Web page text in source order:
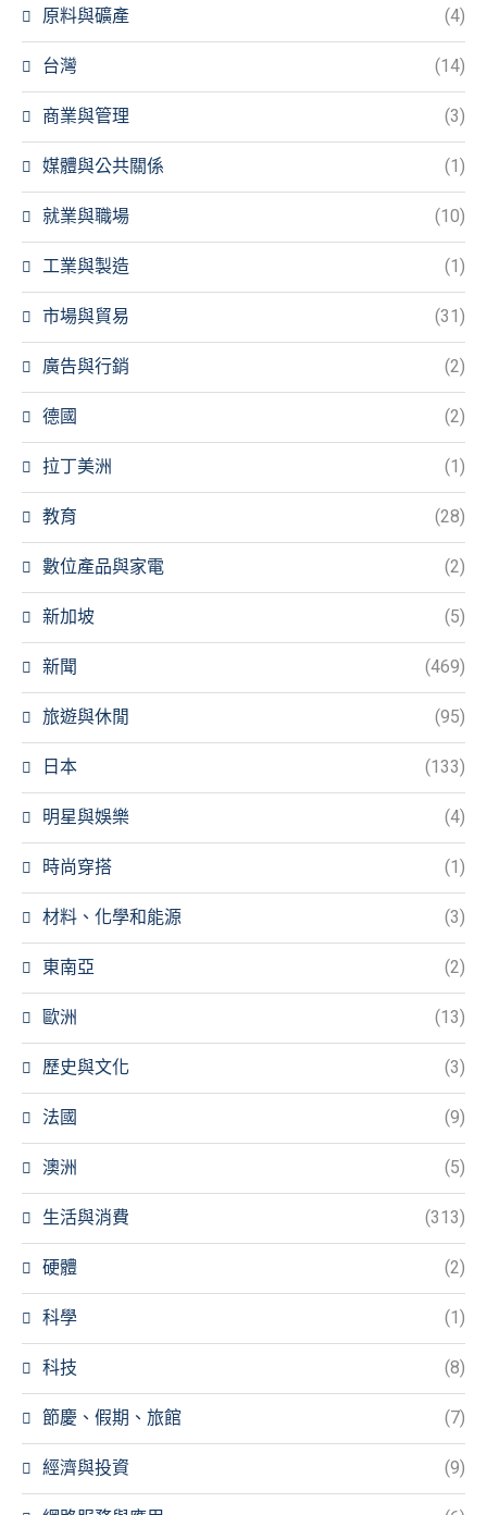
原料與礦產 (4)
台灣 (14)
商業與管理 (3)
媒體與公共關係 (1)
就業與職場 (10)
工業與製造 (1)
市場與貿易 (31)
廣告與行銷 (2)
德國 (2)
拉丁美洲 (1)
教育 (28)
數位產品與家電 (2)
新加坡 (5)
新聞 (469)
旅遊與休閒 (95)
日本 (133)
明星與娛樂 (4)
時尚穿搭 (1)
材料、化學和能源 (3)
東南亞 (2)
歐洲 (13)
歷史與文化 (3)
法國 (9)
澳洲 (5)
生活與消費 (313)
硬體 (2)
科學 (1)
科技 (8)
節慶、假期、旅館 (7)
經濟與投資 (9)